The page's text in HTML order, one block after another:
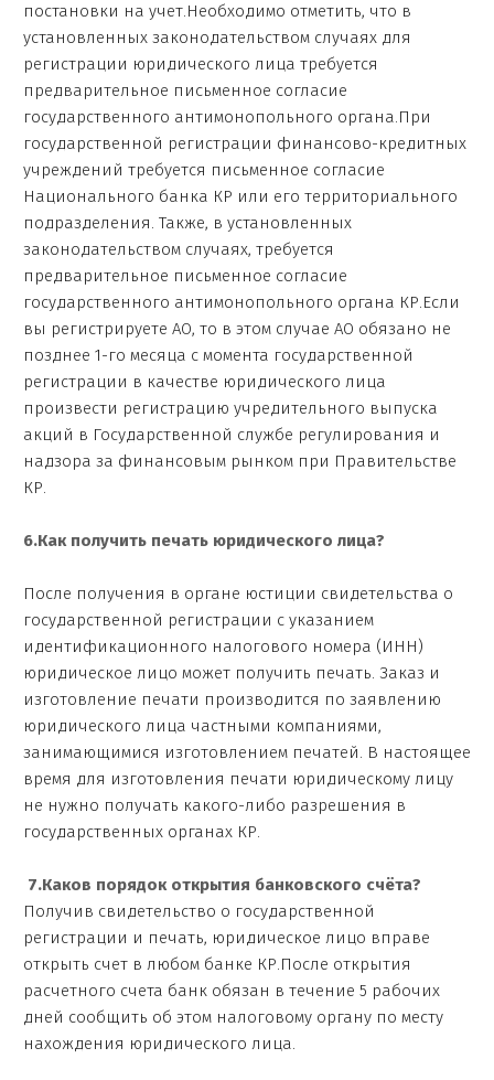
постановки на учет.Необходимо отметить, что в
установленных законодательством случаях для
регистрации юридического лица требуется
предварительное письменное согласие
государственного антимонопольного органа.При
государственной регистрации финансово-кредитных
учреждений требуется письменное согласие
Национального банка КР или его территориального
подразделения. Также, в установленных
законодательством случаях, требуется
предварительное письменное согласие
государственного антимонопольного органа КР.Если
вы регистрируете АО, то в этом случае АО обязано не
позднее 1-го месяца с момента государственной
регистрации в качестве юридического лица
произвести регистрацию учредительного выпуска
акций в Государственной службе регулирования и
надзора за финансовым рынком при Правительстве
КР.
6.Как получить печать юридического лица?
После получения в органе юстиции свидетельства о
государственной регистрации с указанием
идентификационного налогового номера (ИНН)
юридическое лицо может получить печать. Заказ и
изготовление печати производится по заявлению
юридического лица частными компаниями,
занимающимися изготовлением печатей. В настоящее
время для изготовления печати юридическому лицу
не нужно получать какого-либо разрешения в
государственных органах КР.
7.Каков порядок открытия банковского счёта?
Получив свидетельство о государственной
регистрации и печать, юридическое лицо вправе
открыть счет в любом банке КР.После открытия
расчетного счета банк обязан в течение 5 рабочих
дней сообщить об этом налоговому органу по месту
нахождения юридического лица.